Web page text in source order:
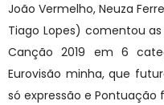
João Vermelho, Neuza
Tiago Lopes) comentou
Canção 2019 em 6
Eurovisão minha, que
só expressão e Pontuação